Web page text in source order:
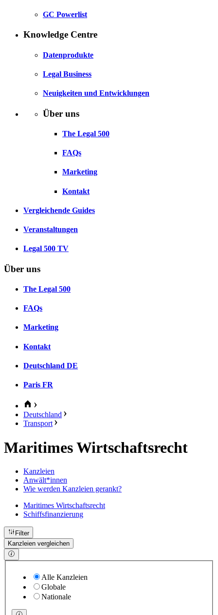
GC Powerlist
Knowledge Centre
Datenprodukte
Legal Business
Neuigkeiten und Entwicklungen
Über uns
The Legal 500
FAQs
Marketing
Kontakt
Vergleichende Guides
Veranstaltungen
Legal 500 TV
Über uns
The Legal 500
FAQs
Marketing
Kontakt
Deutschland DE
Paris FR
Deutschland
Transport
Maritimes Wirtschaftsrecht
Kanzleien
Anwält*innen
Wie werden Kanzleien gerankt?
Maritimes Wirtschaftsrecht
Schiffsfinanzierung
Filter
Kanzleien vergleichen
Alle Kanzleien
Globale
Nationale